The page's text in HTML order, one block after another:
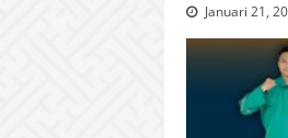
Januari 21,